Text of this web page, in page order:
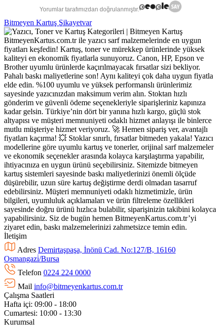
Yorumlar tarafımızdan doğrulanmıştır.
Bitmeyen Kartuş Şikayetvar
BitmeyenKartus.com.tr ile yazıcı sarf malzemelerinde en uygun
fiyatları keşfedin! Kartuş, toner ve mürekkep ürünlerinde yüksek
kaliteyi en ekonomik fiyatlarla sunuyoruz. Canon, HP, Epson ve
Brother uyumlu ürünlerde kaçırılmayacak fırsatlar sizi bekliyor.
Pahalı baskı maliyetlerine son! Aynı kaliteyi çok daha uygun fiyatla
elde edin. %100 uyumlu ve yüksek performanslı ürünlerimiz
sayesinde yazıcınızdan maksimum verim alın. Stoktan hızlı
gönderim ve güvenli ödeme seçenekleriyle siparişleriniz kapınıza
kadar gelsin. Türkiye’nin dört bir yanına hızlı kargo, güçlü stok
altyapısı ve müşteri memnuniyeti odaklı hizmet anlayışı ile binlerce
mutlu müşteriye hizmet veriyoruz. 🚀 Hemen sipariş ver, avantajlı
fiyatları kaçırma! 💥 Stoklar sınırlı, fırsatlar bitmeden yakala! Yazıcı
modellerine göre uyumlu kartuş ve tonerler, orijinal sarf malzemeler
ve ekonomik seçenekler arasında kolayca karşılaştırma yapabilir,
ihtiyacınıza en uygun ürünü seçebilirsiniz. Sitemizde bitmeyen
kartuş sistemleri sayesinde baskı maliyetlerinizi önemli ölçüde
düşürebilir, uzun süre kartuş değiştirme derdi olmadan tasarruf
edebilirsiniz. Müşteri memnuniyeti odaklı hizmetimizle, ürün
bilgileri, uyumluluk açıklamaları ve ürün filtreleme özellikleri
sayesinde doğru ürünü hızlıca bulabilir, siparişinizin takibini kolayca
yapabilirsiniz. Siz de bugün hemen BitmeyenKartus.com.tr’yi
ziyaret edin, baskı malzemelerinizi zahmetsizce temin edin.
İletişim
Adres Demirtaşpaşa, İnönü Cad. No:127/B, 16160
Osmangazi̇/Bursa
Telefon 0224 224 0000
Mail info@bitmeyenkartus.com.tr
Çalışma Saatleri
Hafta içi: 09:00 - 18:00
Cumartesi: 10:00 - 13:30
Kurumsal